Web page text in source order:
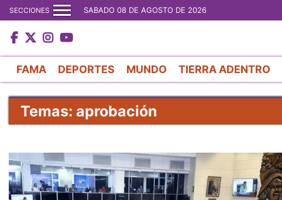
SECCIONES SABADO 08 DE AGOSTO DE 2026
FAMA DEPORTES MUNDO TIERRA ADENTRO
Temas: aprobación